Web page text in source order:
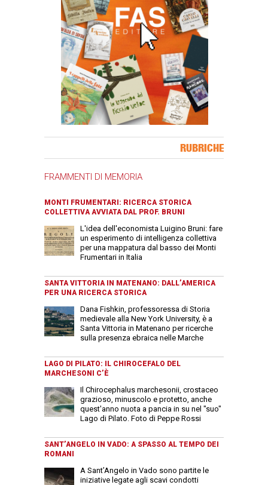
RUBRICHE
FRAMMENTI DI MEMORIA
MONTI FRUMENTARI: RICERCA STORICA
COLLETTIVA AVVIATA DAL PROF. BRUNI
L'idea dell'economista Luigino Bruni: fare
un esperimento di intelligenza collettiva
per una mappatura dal basso dei Monti
Frumentari in Italia
SANTA VITTORIA IN MATENANO: DALL’AMERICA
PER UNA RICERCA STORICA
Dana Fishkin, professoressa di Storia
medievale alla New York University, è a
Santa Vittoria in Matenano per ricerche
sulla presenza ebraica nelle Marche
LAGO DI PILATO: IL CHIROCEFALO DEL
MARCHESONI C’È
Il Chirocephalus marchesonii, crostaceo
grazioso, minuscolo e protetto, anche
quest'anno nuota a pancia in su nel "suo"
Lago di Pilato. Foto di Peppe Rossi
SANT’ANGELO IN VADO: A SPASSO AL TEMPO DEI
ROMANI
A Sant’Angelo in Vado sono partite le
iniziative legate agli scavi condotti